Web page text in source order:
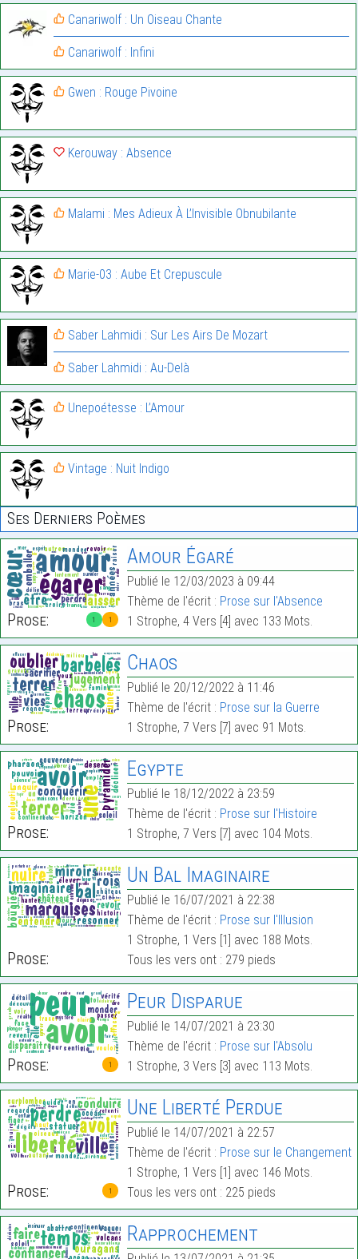
Canariwolf : Un Oiseau Chante
Canariwolf : Infini
Gwen : Rouge Pivoine
Kerouway : Absence
Malami : Mes Adieux À L’Invisible Obnubilante
Marie-03 : Aube Et Crepuscule
Saber Lahmidi : Sur Les Airs De Mozart
Saber Lahmidi : Au-Delà
Unepoétesse : L’Amour
Vintage : Nuit Indigo
Ses Derniers Poèmes
1 1
Prose:
Amour Égaré
Publié le 12/03/2023 à 09:44
Thème de l'écrit : Prose sur l'Absence
1 Strophe, 4 Vers [4] avec 133 Mots.
Prose:
Chaos
Publié le 20/12/2022 à 11:46
Thème de l'écrit : Prose sur la Guerre
1 Strophe, 7 Vers [7] avec 91 Mots.
Prose:
Egypte
Publié le 18/12/2022 à 23:59
Thème de l'écrit : Prose sur l'Histoire
1 Strophe, 7 Vers [7] avec 104 Mots.
Prose:
Un Bal Imaginaire
Publié le 16/07/2021 à 22:38
Thème de l'écrit : Prose sur l'Illusion
1 Strophe, 1 Vers [1] avec 188 Mots.
Tous les vers ont : 279 pieds
1
Prose:
Peur Disparue
Publié le 14/07/2021 à 23:30
Thème de l'écrit : Prose sur l'Absolu
1 Strophe, 3 Vers [3] avec 113 Mots.
1
Prose:
Une Liberté Perdue
Publié le 14/07/2021 à 22:57
Thème de l'écrit : Prose sur le Changement
1 Strophe, 1 Vers [1] avec 146 Mots.
Tous les vers ont : 225 pieds
Rapprochement